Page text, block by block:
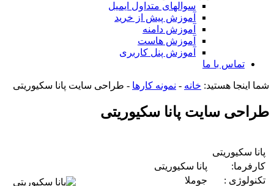
سوالهای متداول ایمیل
آموزش پیش از خرید
آموزش دامنه
آموزش هاست
آموزش پنل کاربری
تماس با ما
شما اینجا هستید: خانه - نمونه کارها - طراحی سایت پانا سکیوریتی
طراحی سایت پانا سکیوریتی
پانا سکیوریتی
کارفرما:
پانا سکیوریتی
تکنولوژی :
جوملا